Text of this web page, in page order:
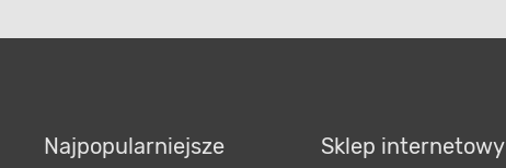
Najpopularniejsze Sklep internetowy